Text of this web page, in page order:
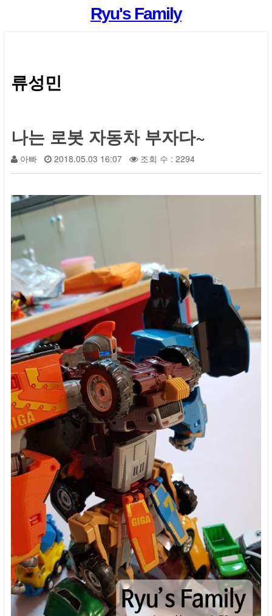
류성민
나는 로봇 자동차 부자다~
아빠 2018.05.03 16:07 조회 수 : 2294
Ryu's Family